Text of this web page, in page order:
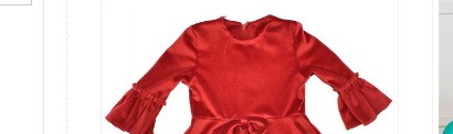
Düğün, nişan, davet ya da özel günlerde sadece
çocuğunuzun şirin ve güzel görünüme sahip olmasına
elbiseleri siz de avantajlı fiyatlarla satın almak
eden renk ve modellerle satışa sunulmakta olup, her
resmine bakarak sizde site üzerinden birçok ürünü